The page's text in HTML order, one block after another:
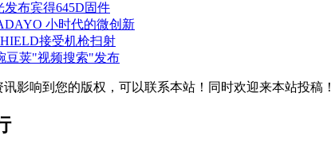
发布宾得645D固件
小时代的微创新
接受机枪扫射
豆荚"视频搜索"发布
影响到您的版权，可以联系本站！同时欢迎来本站投稿！